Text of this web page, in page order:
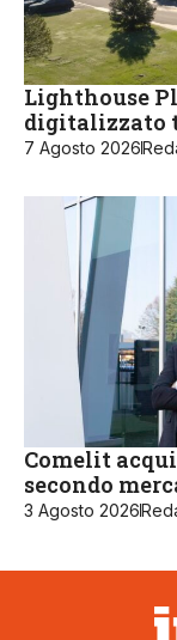
Lighthouse
digitalizzato
7 Agosto 2026
Comelit
secondo
3 Agosto 2026